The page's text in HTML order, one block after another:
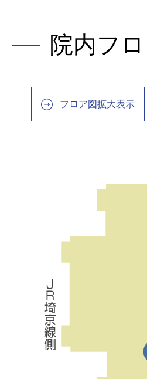
院内フ
フロア図拡大表示